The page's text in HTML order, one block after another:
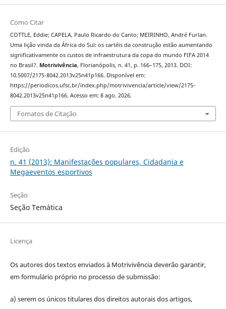
Como Citar
COTTLE, Eddie; CAPELA, Paulo Ricardo do Canto; MEIRINHO, André Furlan.
Uma lição vinda da África do Sul: os cartéis da construção estão aumentando
significativamente os custos de infraestrutura da copa do mundo FIFA 2014
no Brasil?. Motrivivência, Florianópolis, n. 41, p. 166–175, 2013. DOI:
10.5007/2175-8042.2013v25n41p166. Disponível em:
https://periodicos.ufsc.br/index.php/motrivivencia/article/view/2175-
8042.2013v25n41p166. Acesso em: 8 ago. 2026.
Fomatos de Citação
Edição
n. 41 (2013): Manifestações populares, Cidadania e
Megaeventos esportivos
Seção
Seção Temática
Licença
Os autores dos textos enviados à Motrivivência deverão garantir,
em formulário próprio no processo de submissão:
a) serem os únicos titulares dos direitos autorais dos artigos,